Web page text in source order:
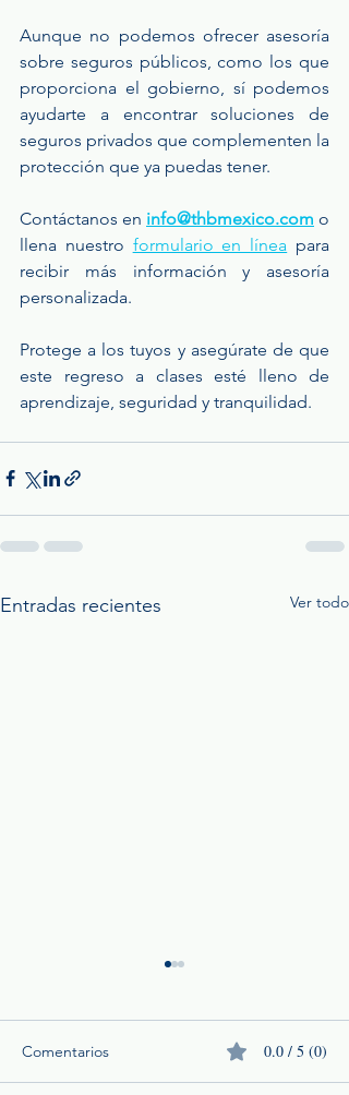
Aunque no podemos ofrecer asesoría
sobre seguros públicos, como los que
proporciona el gobierno, sí podemos
ayudarte a encontrar soluciones de
seguros privados que complementen la
protección que ya puedas tener.
Contáctanos en info@thbmexico.com o
llena nuestro formulario en línea para
recibir más información y asesoría
personalizada.
Protege a los tuyos y asegúrate de que
este regreso a clases esté lleno de
aprendizaje, seguridad y tranquilidad.
Entradas recientes Ver todo
Comentarios 0.0 / 5 (0)